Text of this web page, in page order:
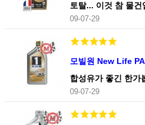
토탈... 이것 참 물
09-07-29
모빌원 New Life
합성유가 좋긴 한가
09-07-29